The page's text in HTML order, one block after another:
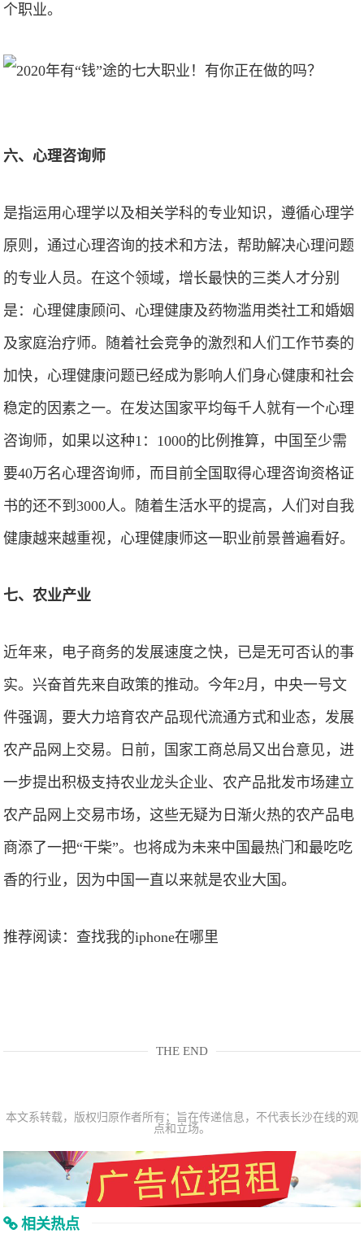
个职业。
六、心理咨询师
是指运用心理学以及相关学科的专业知识，遵循心理学
原则，通过心理咨询的技术和方法，帮助解决心理问题
的专业人员。在这个领域，增长最快的三类人才分别
是：心理健康顾问、心理健康及药物滥用类社工和婚姻
及家庭治疗师。随着社会竞争的激烈和人们工作节奏的
加快，心理健康问题已经成为影响人们身心健康和社会
稳定的因素之一。在发达国家平均每千人就有一个心理
咨询师，如果以这种1：1000的比例推算，中国至少需
要40万名心理咨询师，而目前全国取得心理咨询资格证
书的还不到3000人。随着生活水平的提高，人们对自我
健康越来越重视，心理健康师这一职业前景普遍看好。
七、农业产业
近年来，电子商务的发展速度之快，已是无可否认的事
实。兴奋首先来自政策的推动。今年2月，中央一号文
件强调，要大力培育农产品现代流通方式和业态，发展
农产品网上交易。日前，国家工商总局又出台意见，进
一步提出积极支持农业龙头企业、农产品批发市场建立
农产品网上交易市场，这些无疑为日渐火热的农产品电
商添了一把“干柴”。也将成为未来中国最热门和最吃吃
香的行业，因为中国一直以来就是农业大国。
推荐阅读： 查找我的iphone在哪里
THE END
本文系转载，版权归原作者所有；旨在传递信息，不代表长沙在线的观
点和立场。
相关热点